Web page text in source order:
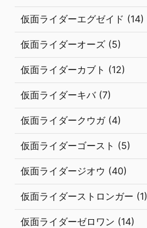
仮面ライダーエグゼイド (14)
仮面ライダーオーズ (5)
仮面ライダーカブト (12)
仮面ライダーキバ (7)
仮面ライダークウガ (4)
仮面ライダーゴースト (5)
仮面ライダージオウ (40)
仮面ライダーストロンガー (1)
仮面ライダーゼロワン (14)